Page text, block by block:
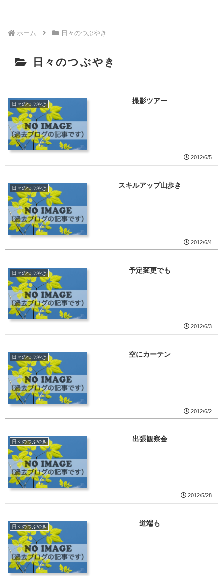
ホーム 日々のつぶやき
日々のつぶやき
日々のつぶやき 撮影ツアー
2012/6/5
日々のつぶやき スキルアップ山歩き
2012/6/4
日々のつぶやき 予定変更でも
2012/6/3
日々のつぶやき 空にカーテン
2012/6/2
日々のつぶやき 出張観察会
2012/5/28
日々のつぶやき 道端も